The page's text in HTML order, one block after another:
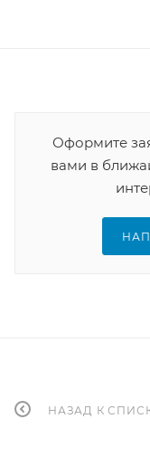
Оформите
вами в
НАЗАД К